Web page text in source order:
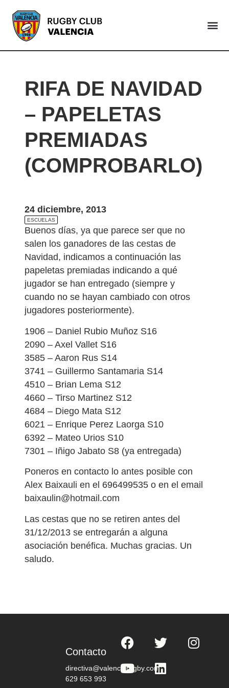
RIFA DE NAVIDAD
– PAPELETAS
PREMIADAS
(COMPROBARLO)
24 diciembre, 2013
ESCUELAS
Buenos días, ya que parece ser que no
salen los ganadores de las cestas de
Navidad, indicamos a continuación las
papeletas premiadas indicando a qué
jugador se han entregado (siempre y
cuando no se hayan cambiado con otros
jugadores posteriormente).
1906 – Daniel Rubio Muñoz S16
2090 – Axel Vallet S16
3585 – Aaron Rus S14
3741 – Guillermo Santamaria S14
4510 – Brian Lema S12
4660 – Tirso Martinez S12
4684 – Diego Mata S12
6021 – Enrique Perez Laorga S10
6392 – Mateo Urios S10
7301 – Iñigo Jabato S8 (ya entregada)
Poneros en contacto lo antes posible con
Alex Baixauli en el 696499535 o en el email
baixaulin@hotmail.com
Las cestas que no se retiren antes del
31/12/2013 se entregarán a alguna
asociación benéfica. Muchas gracias. Un
saludo.
Contacto
directiva@valenciarugby.com
629 653 993